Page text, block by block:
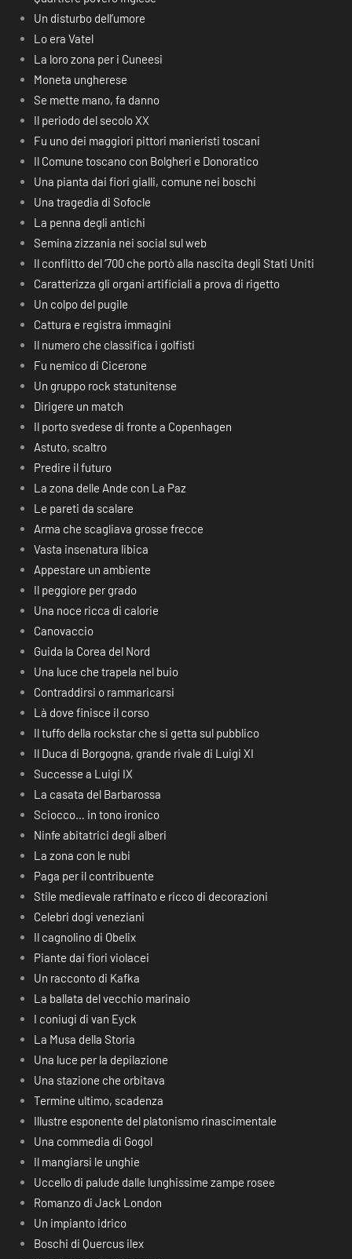
Un disturbo dell’umore
Lo era Vatel
La loro zona per i Cuneesi
Moneta ungherese
Se mette mano, fa danno
Il periodo del secolo XX
Fu uno dei maggiori pittori manieristi toscani
Il Comune toscano con Bolgheri e Donoratico
Una pianta dai fiori gialli, comune nei boschi
Una tragedia di Sofocle
La penna degli antichi
Semina zizzania nei social sul web
Il conflitto del ‘700 che portò alla nascita degli Stati Uniti
Caratterizza gli organi artificiali a prova di rigetto
Un colpo del pugile
Cattura e registra immagini
Il numero che classifica i golfisti
Fu nemico di Cicerone
Un gruppo rock statunitense
Dirigere un match
Il porto svedese di fronte a Copenhagen
Astuto, scaltro
Predire il futuro
La zona delle Ande con La Paz
Le pareti da scalare
Arma che scagliava grosse frecce
Vasta insenatura libica
Appestare un ambiente
Il peggiore per grado
Una noce ricca di calorie
Canovaccio
Guida la Corea del Nord
Una luce che trapela nel buio
Contraddirsi o rammaricarsi
Là dove finisce il corso
Il tuffo della rockstar che si getta sul pubblico
Il Duca di Borgogna, grande rivale di Luigi XI
Successe a Luigi IX
La casata del Barbarossa
Sciocco… in tono ironico
Ninfe abitatrici degli alberi
La zona con le nubi
Paga per il contribuente
Stile medievale raffinato e ricco di decorazioni
Celebri dogi veneziani
Il cagnolino di Obelix
Piante dai fiori violacei
Un racconto di Kafka
La ballata del vecchio marinaio
I coniugi di van Eyck
La Musa della Storia
Una luce per la depilazione
Una stazione che orbitava
Termine ultimo, scadenza
Illustre esponente del platonismo rinascimentale
Una commedia di Gogol
Il mangiarsi le unghie
Uccello di palude dalle lunghissime zampe rosee
Romanzo di Jack London
Un impianto idrico
Boschi di Quercus ilex